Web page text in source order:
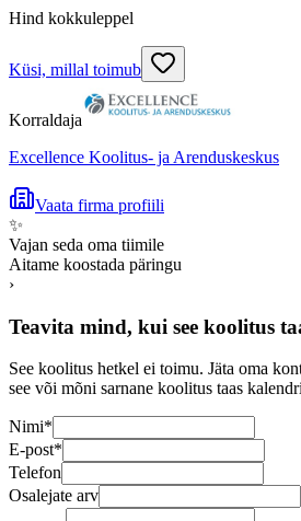
Hind kokkuleppel
Küsi, millal toimub
Korraldaja
Excellence Koolitus- ja Arenduskeskus
Vaata firma profiili
✨
Vajan seda oma tiimile
Aitame koostada päringu
›
Teavita mind, kui see koolitus
See koolitus hetkel ei toimu. Jäta oma
see või mõni sarnane koolitus taas
Nimi*
E-post*
Telefon
Osalejate arv